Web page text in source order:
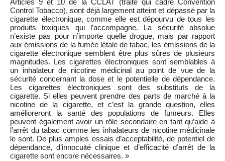
Articles 9 et 10 de la CCLAT (traité qui cadre Convention
Control Tobacco), sont déjà largement atteint et dépassé par la
cigarette électronique, comme elle est dépourvu de tous les
produits toxiques qui l’accompagne. La sécurité absolue
n’existe pas pour n’importe quelle drogue, mais par rapport
aux émissions de la fumée létale de tabac, les émissions de la
cigarette électronique semblent être plus sûres de plusieurs
magnitudes. Les cigarettes électroniques sont semblables à
un inhalateur de nicotine médicinal au point de vue de la
sécurité concernant la dose et le potentielle de dépendance.
Les cigarettes électroniques sont des substituts de la
cigarette. Si elles peuvent prendre des parts de marché à la
nicotine de la cigarette, et c’est la grande question, elles
amélioreront la santé des populations de fumeurs. Elles
peuvent également avoir un rôle secondaire en tant qu’aide à
l’arrêt du tabac comme les inhalateurs de nicotine médicinale
le sont. De plus amples essais d’acceptabilité, de potentiel de
dépendance, d’innocuité clinique et d’efficacité d’arrêt de la
cigarette sont encore nécessaires. »